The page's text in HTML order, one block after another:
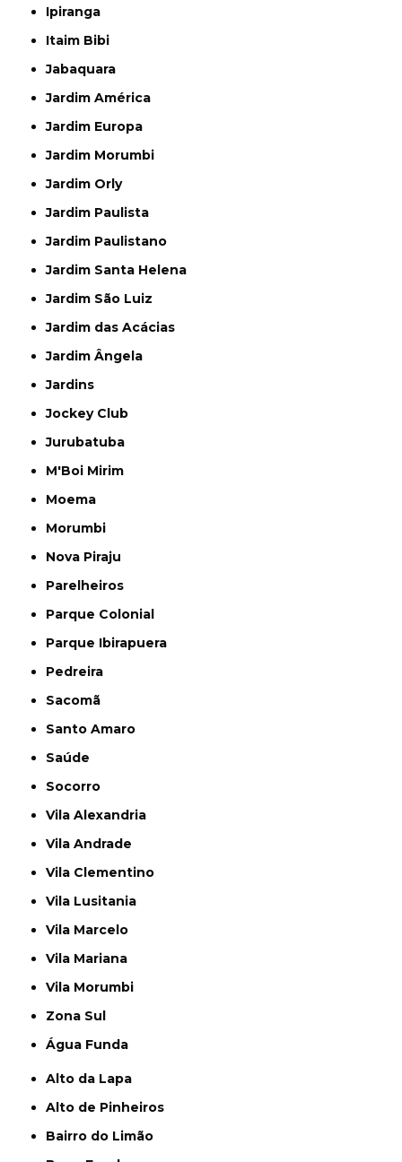
Ipiranga
Itaim Bibi
Jabaquara
Jardim América
Jardim Europa
Jardim Morumbi
Jardim Orly
Jardim Paulista
Jardim Paulistano
Jardim Santa Helena
Jardim São Luiz
Jardim das Acácias
Jardim Ângela
Jardins
Jockey Club
Jurubatuba
M'Boi Mirim
Moema
Morumbi
Nova Piraju
Parelheiros
Parque Colonial
Parque Ibirapuera
Pedreira
Sacomã
Santo Amaro
Saúde
Socorro
Vila Alexandria
Vila Andrade
Vila Clementino
Vila Lusitania
Vila Marcelo
Vila Mariana
Vila Morumbi
Zona Sul
Água Funda
Alto da Lapa
Alto de Pinheiros
Bairro do Limão